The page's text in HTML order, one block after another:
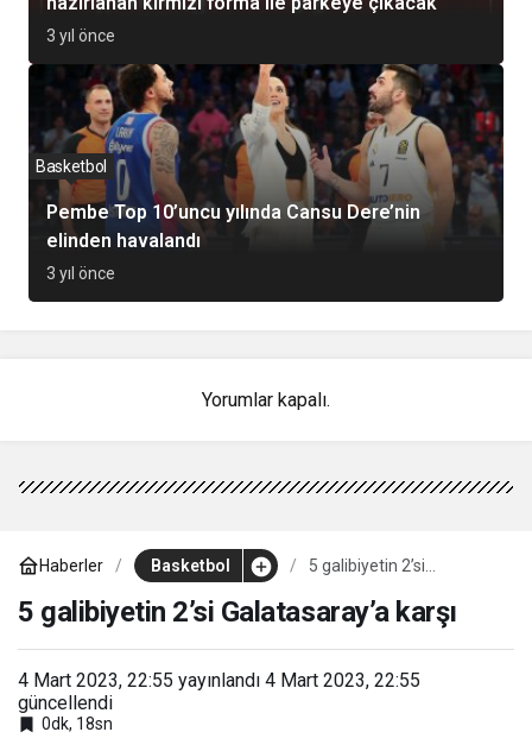
3 yıl önce
Pembe Top 10’uncu yılında Cansu Dere’nin
elinden havalandı
Basketbol
3 yıl önce
Yorumlar kapalı.
Haberler Basketbol
5 galibiyetin 2’si
5 galibiyetin 2’si Galatasaray’a karşı
4 Mart 2023, 22:55 yayınlandı 4 Mart 2023, 22:55
güncellendi
0dk, 18sn